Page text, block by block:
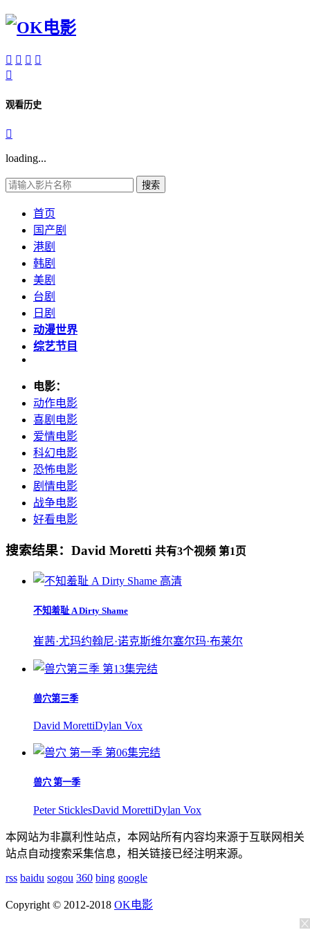
   

观看历史

loading...
搜索
首页
国产剧
港剧
韩剧
美剧
台剧
日剧
动漫世界
综艺节目
电影：
动作电影
喜剧电影
爱情电影
科幻电影
恐怖电影
剧情电影
战争电影
好看电影
搜索结果： David Moretti 共有3个视频 第1 页
高清
不知羞耻 A Dirty Shame
崔茜·尤玛约翰尼·诺克斯维尔塞尔玛·布莱尔
第13集完结
兽穴第三季
David MorettiDylan Vox
第06集完结
兽穴 第一季
Peter SticklesDavid MorettiDylan Vox
本网站为非赢利性站点，本网站所有内容均来源于互联网相关
站点自动搜索采集信息，相关链接已经注明来源。
rss baidu sogou 360 bing google
Copyright © 2012-2018 OK电影